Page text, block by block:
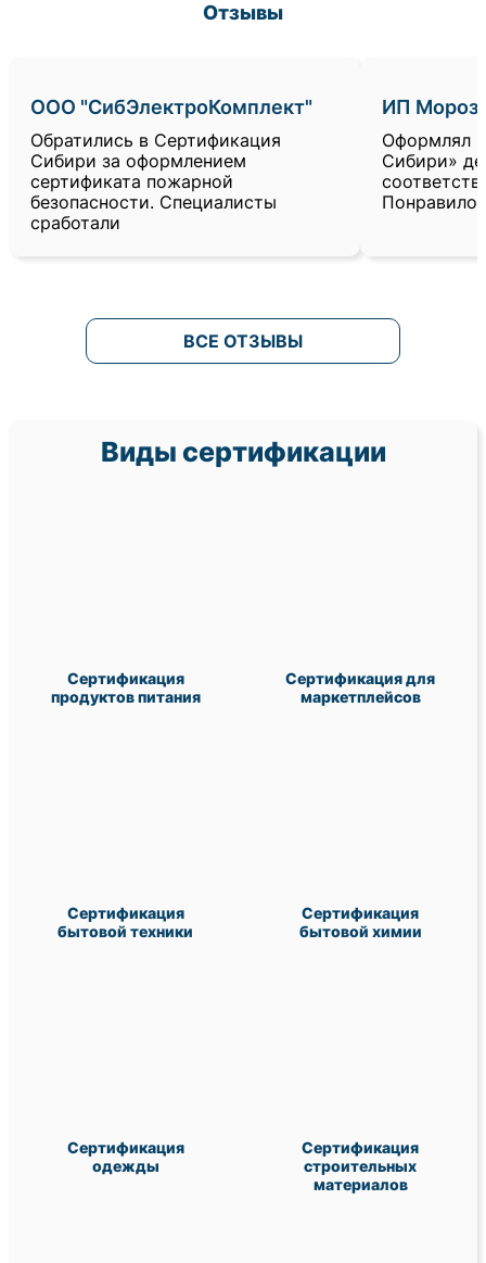
Отзывы
ООО "СибЭлектроКомплект"
Обратились в Сертификация
Сибири за оформлением
сертификата пожарной
безопасности. Специалисты
сработали
ИП
Оформлял
Сибири»
ВСЕ ОТЗЫВЫ
Виды сертификации
Сертификация
продуктов питания
Сертификация для
маркетплейсов
Сертификация
бытовой техники
Сертификация
бытовой химии
Сертификация
одежды
Сертификация
строительных
материалов